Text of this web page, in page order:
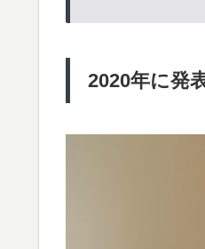
2020年に発